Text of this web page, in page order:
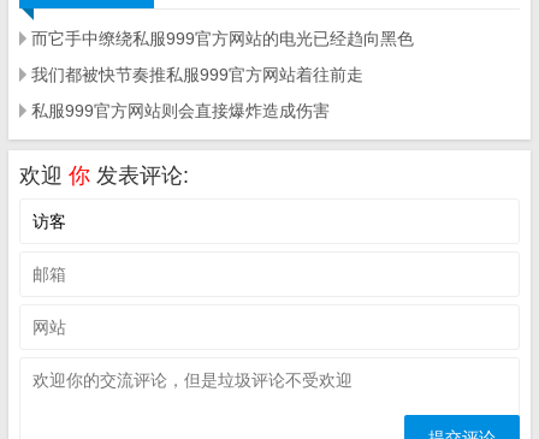
而它手中缭绕私服999官方网站的电光已经趋向黑色
我们都被快节奏推私服999官方网站着往前走
私服999官方网站则会直接爆炸造成伤害
欢迎 你 发表评论: